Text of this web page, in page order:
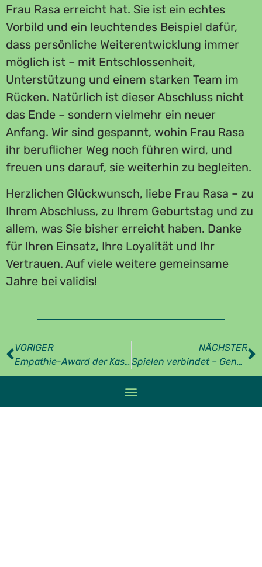
Frau Rasa erreicht hat. Sie ist ein echtes
Vorbild und ein leuchtendes Beispiel dafür,
dass persönliche Weiterentwicklung immer
möglich ist – mit Entschlossenheit,
Unterstützung und einem starken Team im
Rücken. Natürlich ist dieser Abschluss nicht
das Ende – sondern vielmehr ein neuer
Anfang. Wir sind gespannt, wohin Frau Rasa
ihr beruflicher Weg noch führen wird, und
freuen uns darauf, sie weiterhin zu begleiten.
Herzlichen Glückwunsch, liebe Frau Rasa – zu
Ihrem Abschluss, zu Ihrem Geburtstag und zu
allem, was Sie bisher erreicht haben. Danke
für Ihren Einsatz, Ihre Loyalität und Ihr
Vertrauen. Auf viele weitere gemeinsame
Jahre bei validis!
VORIGER
Empathie-Award der Kassen geht an validis
NÄCHSTER
Spielen verbindet – Generationsspiele bei validis